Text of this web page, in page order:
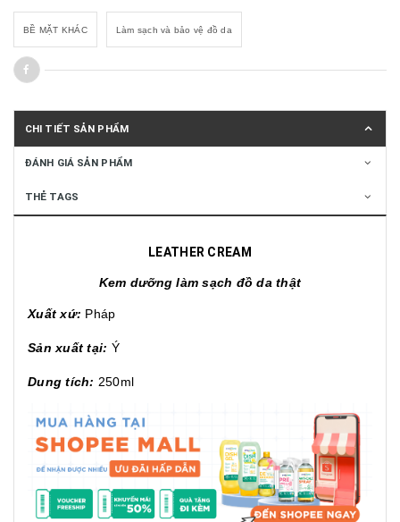
BỀ MẶT KHÁC Làm sạch và bảo vệ đồ da
CHI TIẾT SẢN PHẨM
ĐÁNH GIÁ SẢN PHẨM
THẺ TAGS
LEATHER CREAM
Kem dưỡng làm sạch đồ da thật
Xuất xứ: Pháp
Sản xuất tại: Ý
Dung tích: 250ml